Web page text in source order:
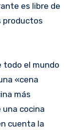
es libre de
productos
todo el mundo
«cena
más
una cocina
cuenta la